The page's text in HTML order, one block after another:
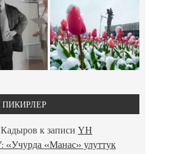
к записи ҮН
«Манас» улуттук